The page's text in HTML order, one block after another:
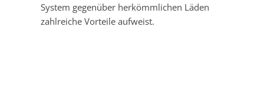
System gegenüber herkömmlichen Läden
zahlreiche Vorteile aufweist.